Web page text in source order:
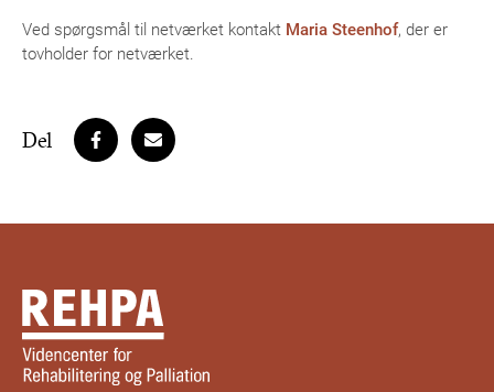
Ved spørgsmål til netværket kontakt Maria Steenhof, der er
tovholder for netværket.
Del